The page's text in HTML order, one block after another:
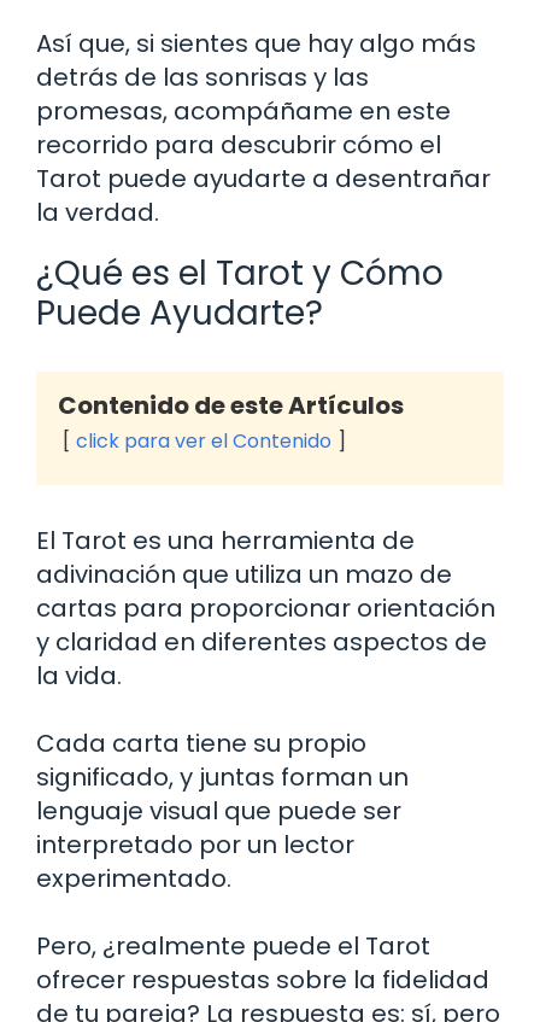
Así que, si sientes que hay algo más
detrás de las sonrisas y las
promesas, acompáñame en este
recorrido para descubrir cómo el
Tarot puede ayudarte a desentrañar
la verdad.
¿Qué es el Tarot y Cómo
Puede Ayudarte?
Contenido de este Artículos
click para ver el Contenido
El Tarot es una herramienta de
adivinación que utiliza un mazo de
cartas para proporcionar orientación
y claridad en diferentes aspectos de
la vida.
Cada carta tiene su propio
significado, y juntas forman un
lenguaje visual que puede ser
interpretado por un lector
experimentado.
Pero, ¿realmente puede el Tarot
ofrecer respuestas sobre la fidelidad
de tu pareja? La respuesta es: sí, pero